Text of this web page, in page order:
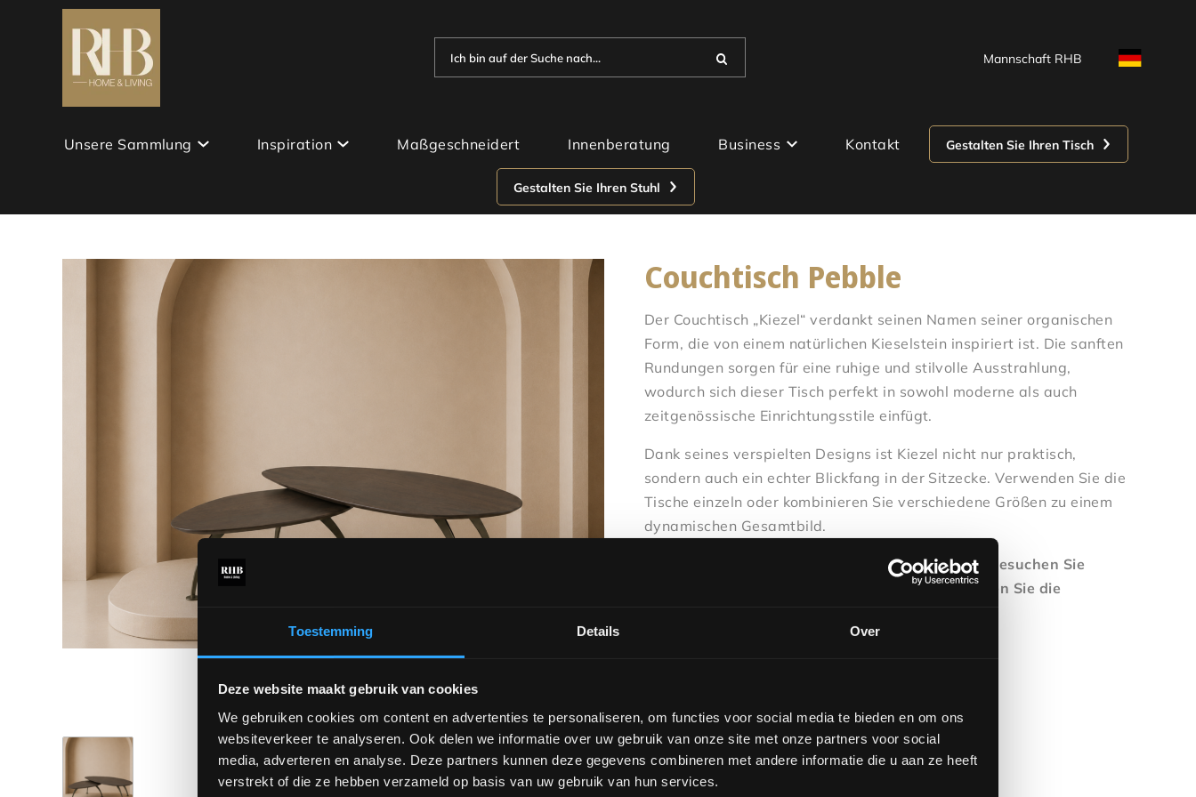
Toestemming Details Over
Deze website maakt gebruik van cookies
We gebruiken cookies om content en advertenties te personaliseren, om functies voor social media te bieden en om ons
websiteverkeer te analyseren. Ook delen we informatie over uw gebruik van onze site met onze partners voor social
media, adverteren en analyse. Deze partners kunnen deze gegevens combineren met andere informatie die u aan ze heeft
verstrekt of die ze hebben verzameld op basis van uw gebruik van hun services.
Ich bin auf der Suche nach... Mannschaft RHB
Unsere Sammlung Inspiration Maßgeschneidert Innenberatung Business Kontakt Gestalten Sie Ihren Tisch
Gestalten Sie Ihren Stuhl
Couchtisch Pebble
Der Couchtisch „Kiezel“ verdankt seinen Namen seiner organischen
Form, die von einem natürlichen Kieselstein inspiriert ist. Die sanften
Rundungen sorgen für eine ruhige und stilvolle Ausstrahlung,
wodurch sich dieser Tisch perfekt in sowohl moderne als auch
zeitgenössische Einrichtungsstile einfügt.
Dank seines verspielten Designs ist Kiezel nicht nur praktisch,
sondern auch ein echter Blickfang in der Sitzecke. Verwenden Sie die
Tische einzeln oder kombinieren Sie verschiedene Größen zu einem
dynamischen Gesamtbild.
Sind Sie neugierig auf die vielen Möglichkeiten? Besuchen Sie
unseren Ausstellungsraum in Venlo und entdecken Sie die
Preis:
Klein: 649 €
Groß: 679 €